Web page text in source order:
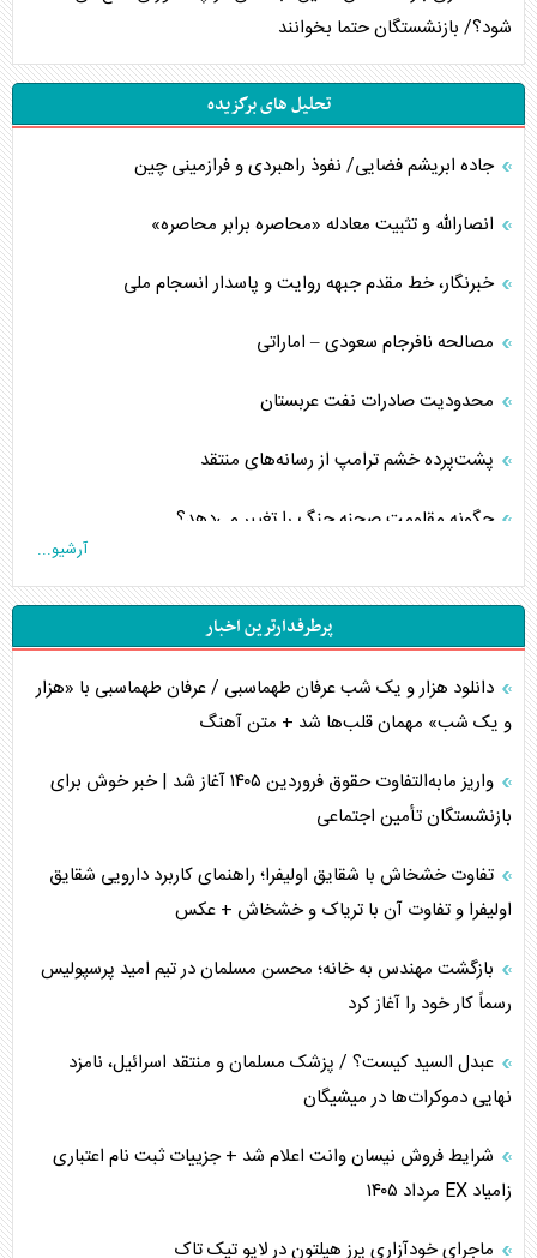
شود؟/ بازنشستگان حتما بخوانند
تحلیل های برگزیده
جاده ابریشم فضایی/ نفوذ راهبردی و فرازمینی چین
انصارالله و تثبیت معادله «محاصره برابر محاصره»
خبرنگار، خط مقدم جبهه روایت و پاسدار انسجام ملی
مصالحه نافرجام سعودی – اماراتی
محدودیت صادرات نفت عربستان
پشت‌پرده خشم ترامپ از رسانه‌های منتقد
چگونه مقاومت صحنه جنگ را تغییر می‌دهد؟
جنگ رمضان و معضل حضور نظامیان آمریکایی
تحلیل جامع پدیده تراستی‌ها
تأثیر جنگ ایران و آمریکا بر اقتصاد جهانی
اربعین، کابوس مشترک تل‌آویو-واشنگتن
برنامه هفتم توسعه در نقطه کور سیاستگذاری
اوکراین بازوی مخرب آمریکا در غرب آسیا
اهمیت راهبردی اردن برای آمریکا
پیام، ظرفیت بالفعل‌نشده تجارت ایران
همسویی عربستان با سنتکام علیه متحدان ایران
آرشیو...
پرطرفدارترین اخبار
دانلود هزار و یک شب عرفان طهماسبی / عرفان طهماسبی با «هزار
و یک شب» مهمان قلب‌ها شد + متن آهنگ
واریز مابه‌التفاوت حقوق فروردین ۱۴۰۵ آغاز شد | خبر خوش برای
بازنشستگان تأمین اجتماعی
تفاوت خشخاش با شقایق اولیفرا؛ راهنمای کاربرد دارویی شقایق
اولیفرا و تفاوت آن با تریاک و خشخاش + عکس
بازگشت مهندس به خانه؛ محسن مسلمان در تیم امید پرسپولیس
رسماً کار خود را آغاز کرد
عبدل السید کیست؟ / پزشک مسلمان و منتقد اسرائیل، نامزد
نهایی دموکرات‌ها در میشیگان
شرایط فروش نیسان وانت اعلام شد + جزییات ثبت نام اعتباری
زامیاد EX مرداد ۱۴۰۵
ماجرای خودآزاری پرز هیلتون در لایو تیک تاک